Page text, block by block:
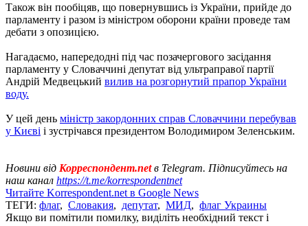
Також він пообіцяв, що повернувшись із України, прийде до
парламенту і разом із міністром оборони країни проведе там
дебати з опозицією.
Нагадаємо, напередодні під час позачергового засідання
парламенту у Словаччині депутат від ультраправої партії
Андрій Медвецький вилив на розгорнутий прапор України
воду.
У цей день міністр закордонних справ Словаччини перебував
у Києві і зустрічався президентом Володимиром Зеленським.
Новини від Корреспондент.netв Telegram. Підписуйтесь на
наш канал https://t.me/korrespondentnet
Читайте Korrespondent.net в Google News
ТЕГИ: флаг, Словакия, депутат, МИД, флаг Украины
Якщо ви помітили помилку, виділіть необхідний текст і